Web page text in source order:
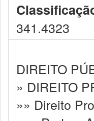
341.4323
DIREITO
» DIREITO
»» Direito